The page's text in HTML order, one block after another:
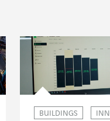
BUILDINGS